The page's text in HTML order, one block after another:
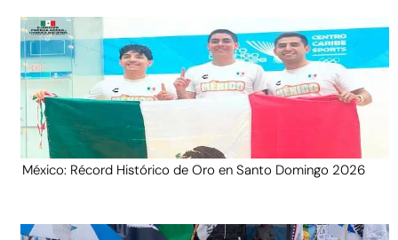
México: Récord Histórico de Oro en Santo Domingo 2026